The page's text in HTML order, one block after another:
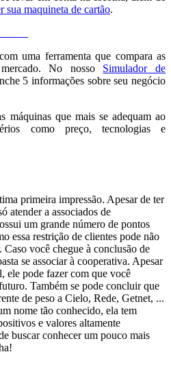
sua maquineta de cartão.
uma ferramenta que compara as
No nosso Simulador de
5 informações sobre seu negócio
máquinas que mais se adequam ao
como preço, tecnologias e
primeira impressão. Apesar de ter
atender a associados de
um grande número de pontos
essa restrição de clientes pode não
você chegue à conclusão de
se associar à cooperativa. Apesar
ele pode fazer com que você
Também se pode concluir que
de peso a Cielo, Rede, Getnet, ...
nome tão conhecido, ela tem
e valores altamente
buscar conhecer um pouco mais